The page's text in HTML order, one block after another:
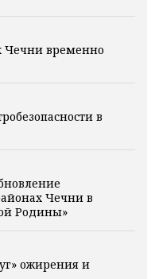
Чечни временно
в
Чечни в
Родины»
ожирения и